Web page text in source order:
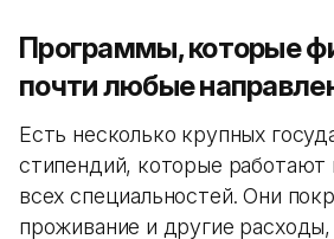
Программы, которые
почти любые
Есть несколько крупных
стипендий, которые работают
всех специальностей. Они
проживание и другие